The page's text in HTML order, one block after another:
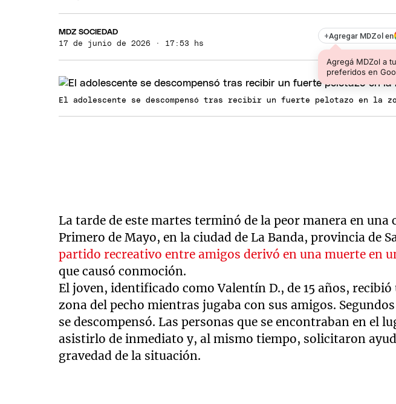
MDZ SOCIEDAD
17 de junio de 2026 · 17:53 hs
+Agregar MDZol en
Agregá MDZol a
preferidos en
El adolescente se descompensó tras recibir un fuerte pelotazo en la
La tarde de este martes terminó de la peor manera en una
Primero de Mayo, en la ciudad de La Banda, provincia de
partido recreativo entre amigos derivó en una muerte en
que causó conmoción.
El joven, identificado como Valentín D., de 15 años,
zona del pecho mientras jugaba con sus amigos.
se descompensó. Las personas que se encontraban en el
asistirlo de inmediato y, al mismo tiempo, solicitaron
gravedad de la situación.